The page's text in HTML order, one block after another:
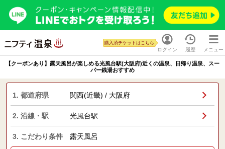
ログイン
購入済チケットはこちら
履歴 メニュー
【クーポンあり】露天風呂が楽しめる光風台駅(大阪府)近くの温泉、日帰り温泉、スー
パー銭湯おすすめ
1. 都道府県 関西(近畿) / 大阪府
2. 沿線・駅 光風台駅
3. こだわり条件 露天風呂